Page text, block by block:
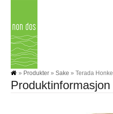
content
» Produkter »Sake »Terada
Produktinformasjon